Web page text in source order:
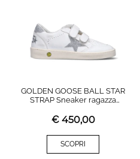
GOLDEN GOOSE BALL STAR
STRAP Sneaker ragazza
€ 450,00
SCOPRI